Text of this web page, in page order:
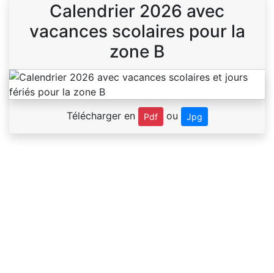
Calendrier 2026 avec
vacances scolaires pour la
zone B
Télécharger en Pdf ou Jpg